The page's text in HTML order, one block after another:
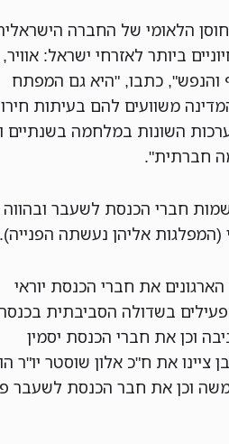
הלאומי של החברה
ביותר לאזרחי ישראל:
והנפש", כתבו, "היא גם המפתח
משוועים להם בעיתות
השונות במלחמה בשנתיים
חברתית".
שמות חברי הכנסת לשעבר
אליהן נעשתה
את חברי הכנסת יוראי
בשדולה הסביבתית
וכן את חברי הכנסת יסמין
ציינו את ח"כ אלון שוסטר יו"ר
משה וכן את חבר הכנסת לשעבר